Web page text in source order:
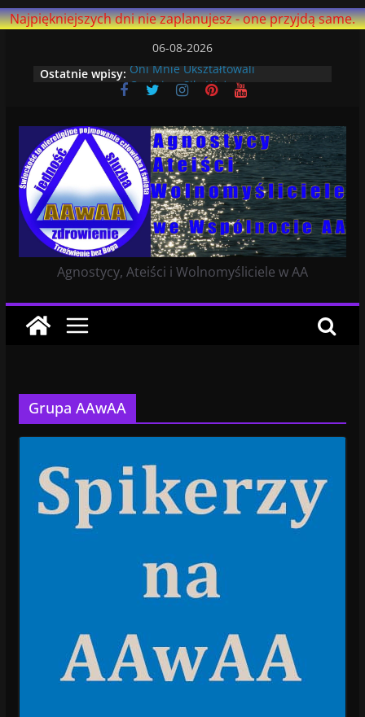
Najpiękniejszych dni nie zaplanujesz - one przyjdą same.
06-08-2026
Ostatnie wpisy: Oni Mnie Ukształtowali
Czekając: Siła Wyższa
Dlaczego lepiej mi się trzeźwieje
bez Boga
Ostatni artykuł na AA Agnostica –
strona ma ponad 14 i pół roku!
Ucząc Się Żyć Na Nowo
Agnostycy, Ateiści i Wolnomyśliciele w AA
Grupa AAwAA